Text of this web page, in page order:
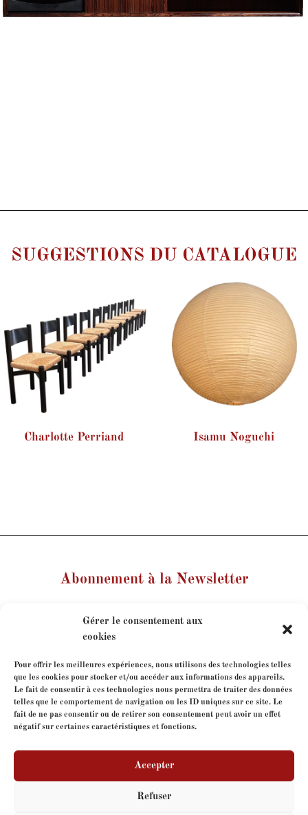
Gérer le consentement aux
cookies
Pour offrir les meilleures expériences, nous utilisons des technologies telles
que les cookies pour stocker et/ou accéder aux informations des appareils.
Le fait de consentir à ces technologies nous permettra de traiter des données
telles que le comportement de navigation ou les ID uniques sur ce site. Le
fait de ne pas consentir ou de retirer son consentement peut avoir un effet
négatif sur certaines caractéristiques et fonctions.
Accepter
Refuser
SUGGESTIONS DU CATALOGUE
Charlotte Perriand Isamu Noguchi
Abonnement à la Newsletter
Je consens à l'utilisation de mes coordonnées dans le
cadre de mon abonnement à la newsletter.